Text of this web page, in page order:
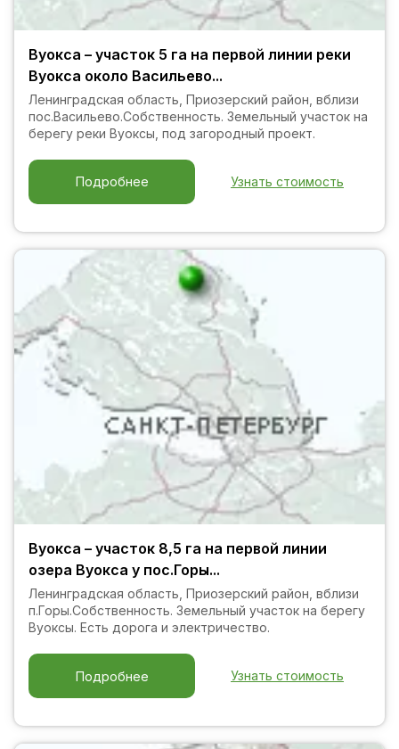
Вуокса – участок 5 га на первой линии реки
Вуокса около Васильево...
Ленинградская область, Приозерский район, вблизи
пос.Васильево.Собственность. Земельный участок на
берегу реки Вуоксы, под загородный проект.
Узнать стоимость
Подробнее
Вуокса – участок 8,5 га на первой линии
озера Вуокса у пос.Горы...
Ленинградская область, Приозерский район, вблизи
п.Горы.Собственность. Земельный участок на берегу
Вуоксы. Есть дорога и электричество.
Узнать стоимость
Подробнее